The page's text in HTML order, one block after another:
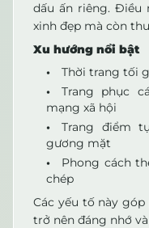
dấu ấn riêng. Điều
xinh đẹp mà còn
Xu hướng nổi bật
Thời trang tối
Trang phục
mạng xã hội
Trang điểm
gương mặt
Phong cách
chép
Các yếu tố này góp
trở nên đáng nhớ